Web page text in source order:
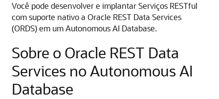
Você pode desenvolver e implantar Serviços RESTful
com suporte nativo a Oracle REST Data Services
(ORDS) em um Autonomous AI Database.
Sobre o Oracle REST Data
Services no Autonomous AI
Database